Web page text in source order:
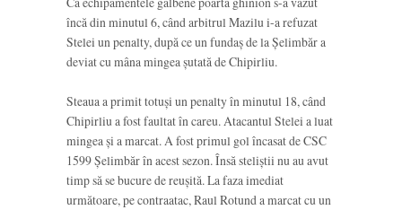
încă din minutul 6, când arbitrul Mazilu i-a refuzat
Stelei un penalty, după ce un fundaș de la Șelimbăr a
deviat cu mâna mingea șutată de Chipirliu.
Steaua a primit totuși un penalty în minutul 18, când
Chipirliu a fost faultat în careu. Atacantul Stelei a luat
mingea și a marcat. A fost primul gol încasat de CSC
1599 Șelimbăr în acest sezon. Însă steliștii nu au avut
timp să se bucure de reușită. La faza imediat
următoare, pe contraatac, Raul Rotund a marcat cu un